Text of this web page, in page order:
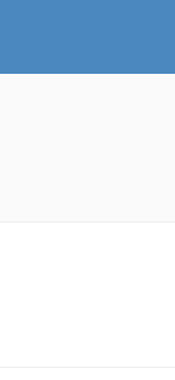
springen